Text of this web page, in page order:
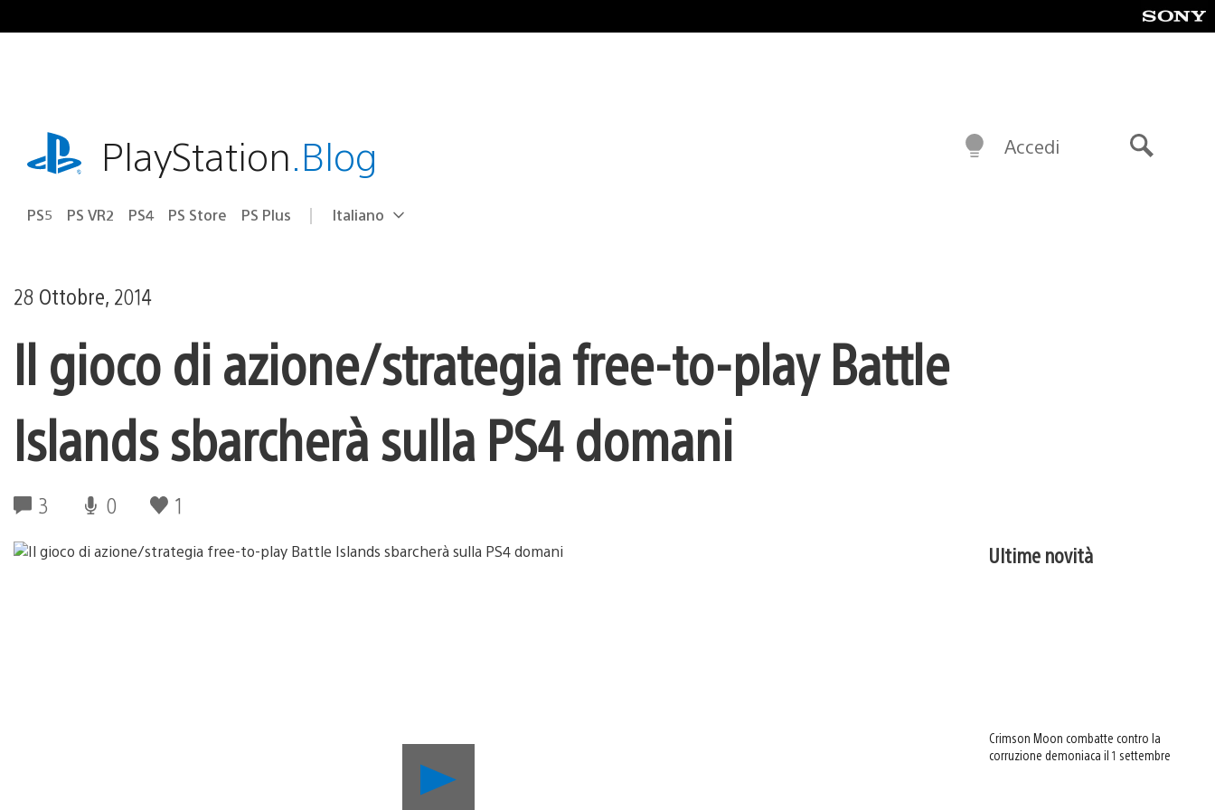
al
playstation.comPlayStation.Blog
PS5 PS VR2 PS4 PS Store PS Plus Seleziona
Regione
Italiano
Accedi
28 Ottobre, 2014
Il gioco di azione/strategia free-to-play Battle
Islands sbarcherà sulla PS4 domani
3 0 1
video
Ultime novità
Crimson Moon combatte contro la
corruzione demoniaca il 1 settembre